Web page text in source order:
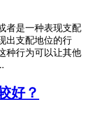
者是一种表现支配
出支配地位的行
种行为可以让其他
好？